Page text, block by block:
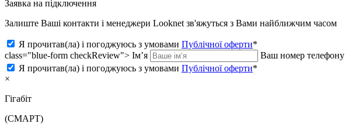
Заявка на підключення
Залиште Ваші контакти і менеджери Looknet зв'яжуться з Вами найближчим часом
Я прочитав(ла) і погоджуюсь з умовами Публічної оферти*
class="blue-form checkReview"> Ім’я Ваш номер телефону
Я прочитав(ла) і погоджуюсь з умовами Публічної оферти*
×
Гігабіт
(СМАРТ)